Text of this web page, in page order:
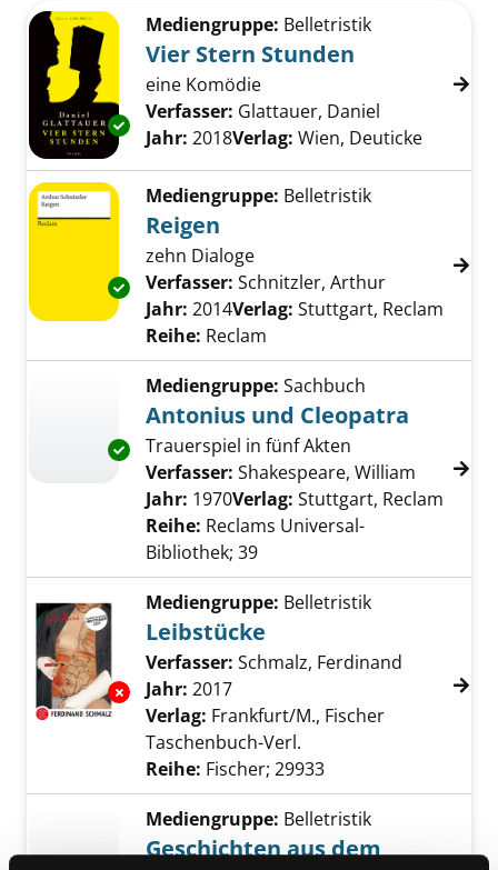
Zu den Suchfiltern springen
Exemplar-Details von Vier Stern Stunden
Mediengruppe: Belletristik
Vier Stern Stunden
eine Komödie
Verfasser: Glattauer, Daniel
Jahr: 2018Verlag: Wien, Deuticke
Exemplar-Details von Reigen anzeigen
Mediengruppe: Belletristik
Reigen
zehn Dialoge
Verfasser: Schnitzler, Arthur Suche nach
Jahr: 2014Verlag: Stuttgart, Reclam
Reihe: Reclam
Exemplar-Details von Antonius und
Mediengruppe: Sachbuch
Antonius und Cleopatra
Trauerspiel in fünf Akten
Verfasser: Shakespeare, William Suche
Jahr: 1970Verlag: Stuttgart, Reclam
Reihe: Reclams Universal-
Bibliothek; 39
Exemplar-Details von Leibstücke anzeigen
Mediengruppe: Belletristik
Leibstücke
Verfasser: Schmalz, Ferdinand
Jahr: 2017
Verlag: Frankfurt/M., Fischer
Taschenbuch-Verl.
Reihe: Fischer; 29933
Mediengruppe: Belletristik
Geschichten aus dem